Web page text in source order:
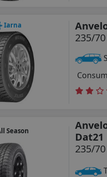
Iarna
235/
Consum
Season
Dat21
235/